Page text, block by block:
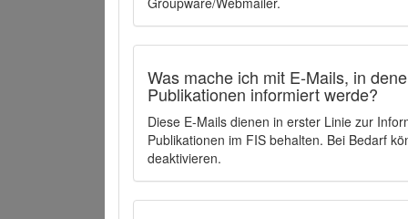
Was mache ich mit E-Mails, in
Publikationen informiert werde?
Diese E-Mails dienen in erster Linie zur
Publikationen im FIS behalten. Bei Bedarf
deaktivieren.